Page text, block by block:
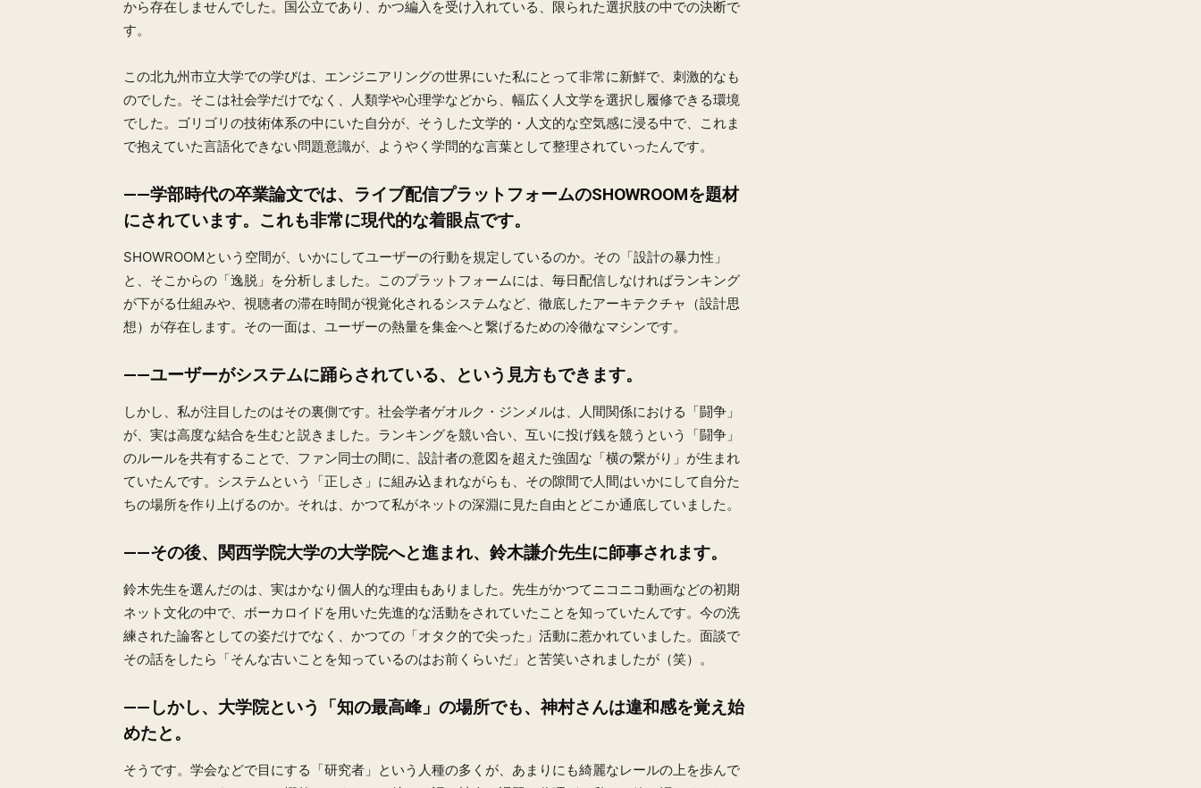
から存在しませんでした。国公立であり、かつ編入を受け入れている、限られた選択肢の中での決断で
す。
この北九州市立大学での学びは、エンジニアリングの世界にいた私にとって非常に新鮮で、刺激的なも
のでした。そこは社会学だけでなく、人類学や心理学などから、幅広く人文学を選択し履修できる環境
でした。ゴリゴリの技術体系の中にいた自分が、そうした文学的・人文的な空気感に浸る中で、これま
で抱えていた言語化できない問題意識が、ようやく学問的な言葉として整理されていったんです。
——学部時代の卒業論文では、ライブ配信プラットフォームのSHOWROOMを題材
にされています。これも非常に現代的な着眼点です。
SHOWROOMという空間が、いかにしてユーザーの行動を規定しているのか。その「設計の暴力性」
と、そこからの「逸脱」を分析しました。このプラットフォームには、毎日配信しなければランキング
が下がる仕組みや、視聴者の滞在時間が視覚化されるシステムなど、徹底したアーキテクチャ（設計思
想）が存在します。その一面は、ユーザーの熱量を集金へと繋げるための冷徹なマシンです。
——ユーザーがシステムに踊らされている、という見方もできます。
しかし、私が注目したのはその裏側です。社会学者ゲオルク・ジンメルは、人間関係における「闘争」
が、実は高度な結合を生むと説きました。ランキングを競い合い、互いに投げ銭を競うという「闘争」
のルールを共有することで、ファン同士の間に、設計者の意図を超えた強固な「横の繋がり」が生まれ
ていたんです。システムという「正しさ」に組み込まれながらも、その隙間で人間はいかにして自分た
ちの場所を作り上げるのか。それは、かつて私がネットの深淵に見た自由とどこか通底していました。
——その後、関西学院大学の大学院へと進まれ、鈴木謙介先生に師事されます。
鈴木先生を選んだのは、実はかなり個人的な理由もありました。先生がかつてニコニコ動画などの初期
ネット文化の中で、ボーカロイドを用いた先進的な活動をされていたことを知っていたんです。今の洗
練された論客としての姿だけでなく、かつての「オタク的で尖った」活動に惹かれていました。面談で
その話をしたら「そんな古いことを知っているのはお前くらいだ」と苦笑いされましたが（笑）。
——しかし、大学院という「知の最高峰」の場所でも、神村さんは違和感を覚え始
めたと。
そうです。学会などで目にする「研究者」という人種の多くが、あまりにも綺麗なレールの上を歩んで